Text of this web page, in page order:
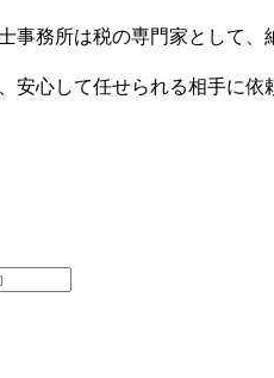
事務所は税の専門家として
安心して任せられる相手に依